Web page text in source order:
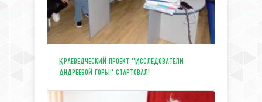
Краеведческий проект "Исследователи
Андреевой горы" стартовал!